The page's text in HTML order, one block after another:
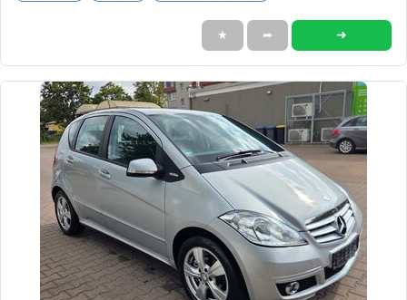
★ ➦ ➜